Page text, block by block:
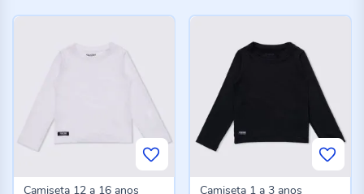
Camiseta 12 a 16 anos
Camiseta 1 a 3 anos